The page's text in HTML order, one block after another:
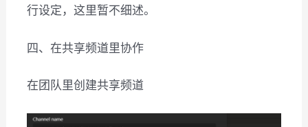
行设定，这里暂不细述。
四、在共享频道里协作
在团队里创建共享频道